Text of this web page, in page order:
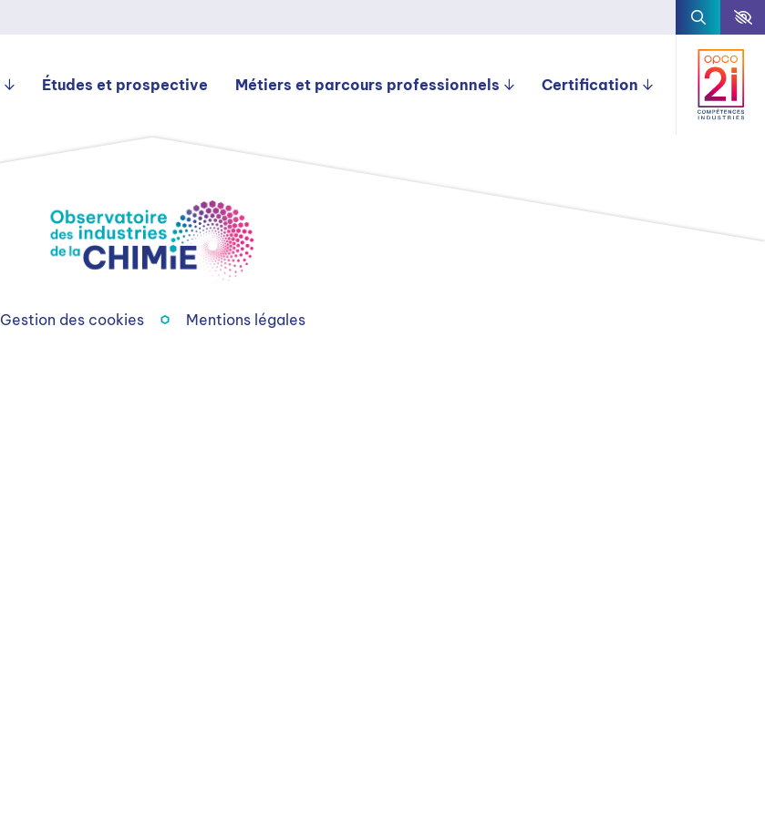
Études et prospective Métiers et parcours professionnels Certification
Gestion des cookies Mentions légales